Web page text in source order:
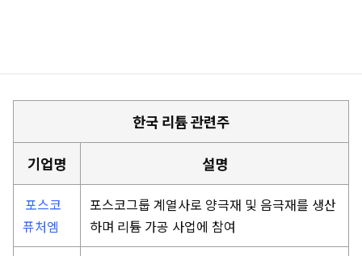
한국 리튬 관련주
기업명 설명
포스코
퓨처엠
포스코그룹 계열사로 양극재 및 음극재를 생산
하며 리튬 가공 사업에 참여